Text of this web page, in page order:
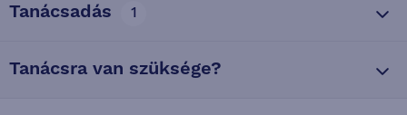
Tanácsadás 1
Tanácsra van szüksége?